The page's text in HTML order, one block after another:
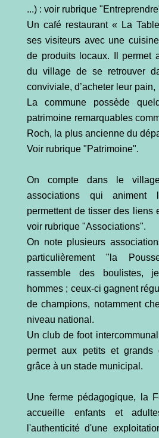
...) : voir rubrique
Un café restaurant « La
ses visiteurs avec une
de produits locaux. Il permet
du village de se retrouver
conviviale, d’acheter leur
La commune possède
patrimoine remarquables
Roch, la plus ancienne du
Voir rubrique "Patrimoine".
On compte dans le
associations qui
permettent de tisser des liens
voir rubrique "Associations".
On note plusieurs
particulièrement "la
rassemble des boulistes,
hommes ; ceux-ci gagnent
de champions, notamment
niveau national.
Un club de foot
permet aux petits et grands
grâce à un stade municipal.
Une ferme pédagogique, la
accueille enfants et
l'authenticité d'une